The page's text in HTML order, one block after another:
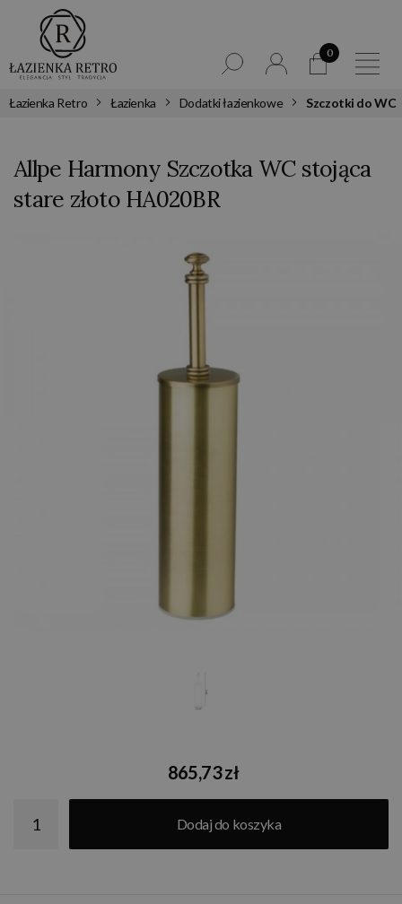
0
Łazienka Retro Łazienka Dodatki łazienkowe Szczotki do WC
Allpe Harmony Szczotka WC stojąca
stare złoto HA020BR
865,73 zł
Dodaj do koszyka